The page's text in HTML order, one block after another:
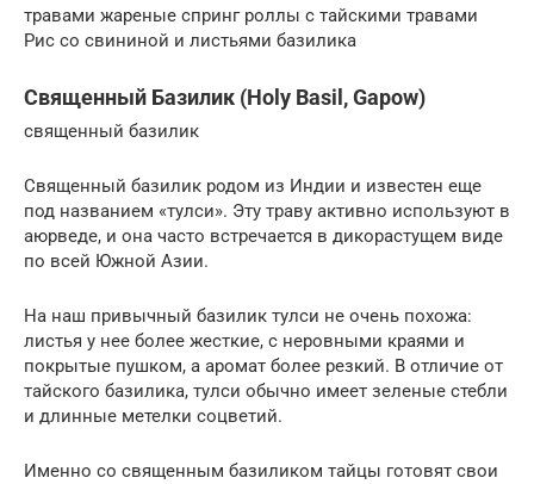
травами жареные спринг роллы с тайскими травами
Рис со свининой и листьями базилика
Священный Базилик (Holy Basil, Gapow)
священный базилик
Священный базилик родом из Индии и известен еще
под названием «тулси». Эту траву активно используют в
аюрведе, и она часто встречается в дикорастущем виде
по всей Южной Азии.
На наш привычный базилик тулси не очень похожа:
листья у нее более жесткие, с неровными краями и
покрытые пушком, а аромат более резкий. В отличие от
тайского базилика, тулси обычно имеет зеленые стебли
и длинные метелки соцветий.
Именно со священным базиликом тайцы готовят свои